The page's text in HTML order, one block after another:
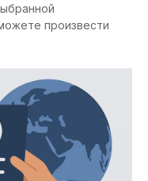
произвести